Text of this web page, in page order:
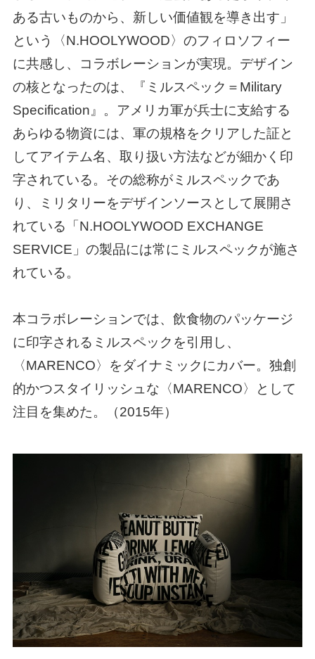
ある古いものから、新しい価値観を導き出す」
という〈N.HOOLYWOOD〉のフィロソフィー
に共感し、コラボレーションが実現。デザイン
の核となったのは、『ミルスペック＝Military
Specification』。アメリカ軍が兵士に支給する
あらゆる物資には、軍の規格をクリアした証と
してアイテム名、取り扱い方法などが細かく印
字されている。その総称がミルスペックであ
り、ミリタリーをデザインソースとして展開さ
れている「N.HOOLYWOOD EXCHANGE
SERVICE」の製品には常にミルスペックが施さ
れている。
本コラボレーションでは、飲食物のパッケージ
に印字されるミルスペックを引用し、
〈MARENCO〉をダイナミックにカバー。独創
的かつスタイリッシュな〈MARENCO〉として
注目を集めた。（2015年）